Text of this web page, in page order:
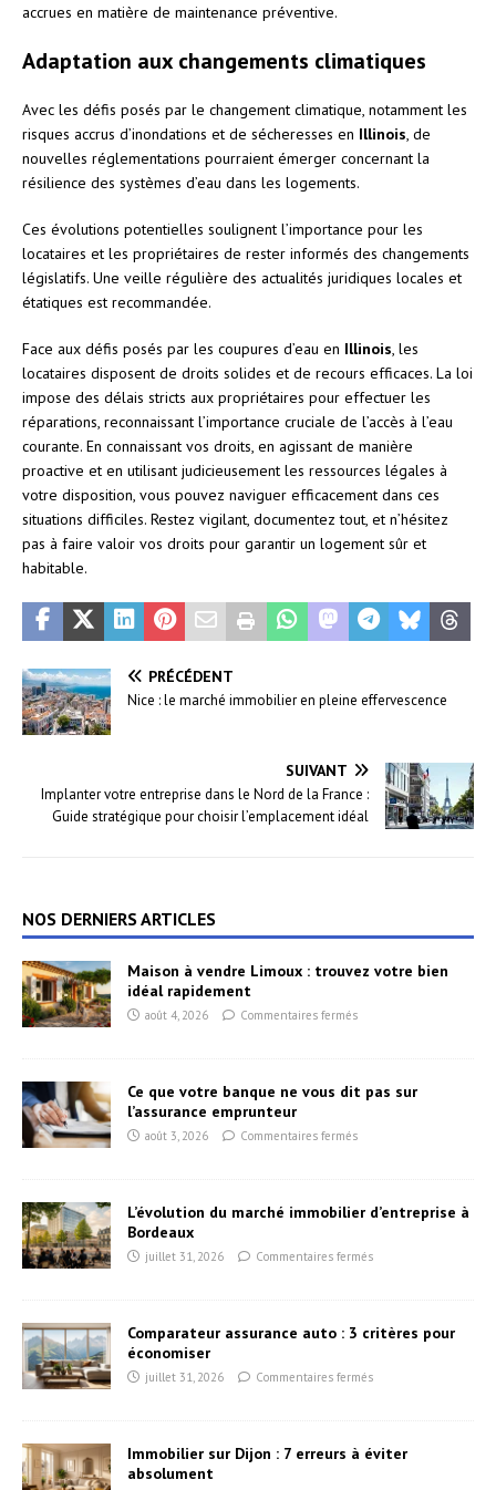
accrues en matière de maintenance préventive.
Adaptation aux changements climatiques
Avec les défis posés par le changement climatique, notamment les
risques accrus d’inondations et de sécheresses en Illinois , de
nouvelles réglementations pourraient émerger concernant la
résilience des systèmes d’eau dans les logements.
Ces évolutions potentielles soulignent l’importance pour les
locataires et les propriétaires de rester informés des changements
législatifs. Une veille régulière des actualités juridiques locales et
étatiques est recommandée.
Face aux défis posés par les coupures d’eau en Illinois , les
locataires disposent de droits solides et de recours efficaces. La loi
impose des délais stricts aux propriétaires pour effectuer les
réparations, reconnaissant l’importance cruciale de l’accès à l’eau
courante. En connaissant vos droits, en agissant de manière
proactive et en utilisant judicieusement les ressources légales à
votre disposition, vous pouvez naviguer efficacement dans ces
situations difficiles. Restez vigilant, documentez tout, et n’hésitez
pas à faire valoir vos droits pour garantir un logement sûr et
habitable.
PRÉCÉDENT
Nice : le marché immobilier en pleine effervescence
SUIVANT
Implanter votre entreprise dans le Nord de la France :
Guide stratégique pour choisir l’emplacement idéal
NOS DERNIERS ARTICLES
Maison à vendre Limoux : trouvez votre bien
idéal rapidement
août 4, 2026 Commentaires fermés
Ce que votre banque ne vous dit pas sur
l’assurance emprunteur
août 3, 2026 Commentaires fermés
L’évolution du marché immobilier d’entreprise à
Bordeaux
juillet 31, 2026 Commentaires fermés
Comparateur assurance auto : 3 critères pour
économiser
juillet 31, 2026 Commentaires fermés
Immobilier sur Dijon : 7 erreurs à éviter
absolument